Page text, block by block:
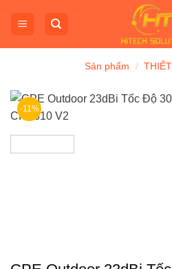
qua
Sản phẩm /
-11%